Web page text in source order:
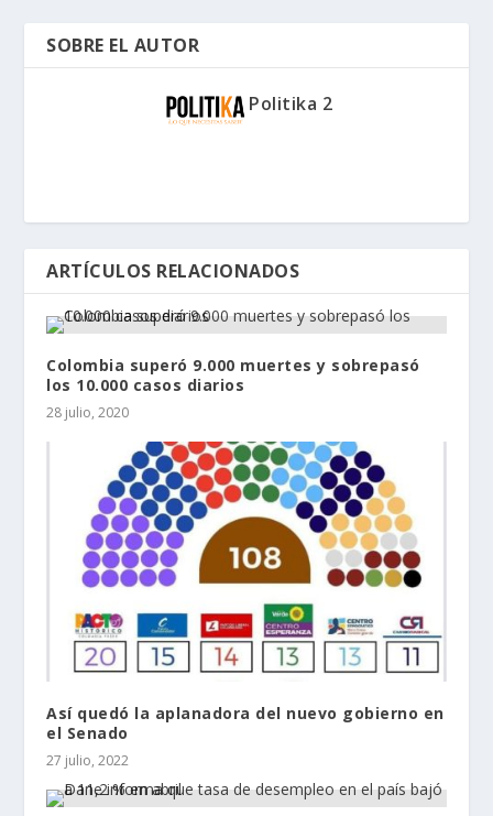
SOBRE EL AUTOR
Politika 2
ARTÍCULOS RELACIONADOS
Colombia superó 9.000 muertes y sobrepasó
los 10.000 casos diarios
28 julio, 2020
Así quedó la aplanadora del nuevo gobierno en
el Senado
27 julio, 2022